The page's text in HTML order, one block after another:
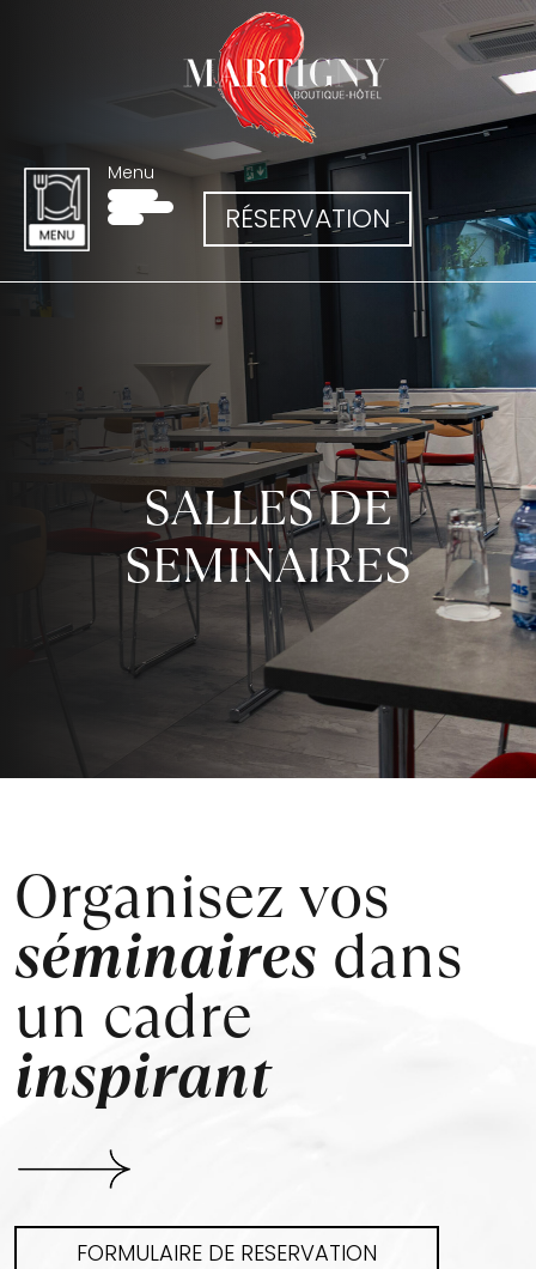
RÉSERVATION
Menu
SALLES DE
SEMINAIRES
Organisez vos
séminaires dans
un cadre
inspirant
FORMULAIRE DE RESERVATION